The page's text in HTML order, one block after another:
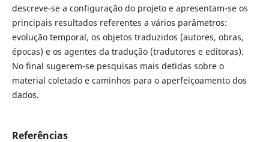
descreve-se a configuração do projeto e apresentam-se os
principais resultados referentes a vários parâmetros:
evolução temporal, os objetos traduzidos (autores, obras,
épocas) e os agentes da tradução (tradutores e editoras).
No final sugerem-se pesquisas mais detidas sobre o
material coletado e caminhos para o aperfeiçoamento dos
dados.
Referências